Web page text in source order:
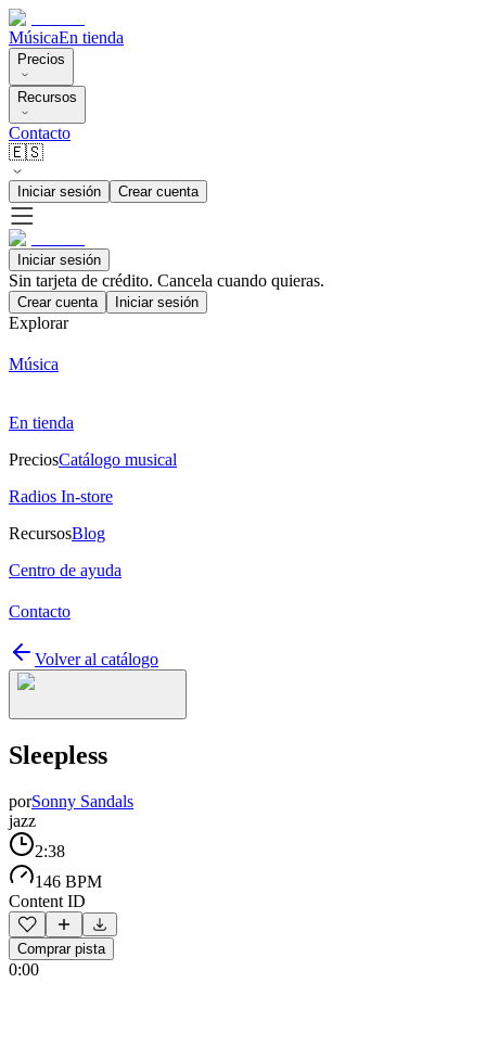
MúsicaEn tienda
Precios
Recursos
Contacto
🇪🇸
Iniciar sesión Crear cuenta
Iniciar sesión
Sin tarjeta de crédito. Cancela cuando quieras.
Crear cuenta Iniciar sesión
Explorar
Música
En tienda
PreciosCatálogo musical
Radios In-store
RecursosBlog
Centro de ayuda
Contacto
Volver al catálogo
Sleepless
porSonny Sandals
jazz
2:38
146 BPM
Content ID
Comprar pista
0:00